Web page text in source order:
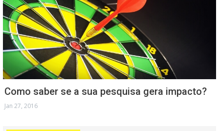
Como saber se a sua pesquisa gera impacto?
Jan 27, 2016